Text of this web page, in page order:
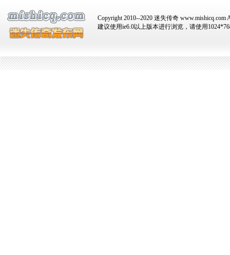
Copyright 2010--2020 迷失传奇 www.mishicq.com
建议使用ie6.0以上版本进行浏览，请使用